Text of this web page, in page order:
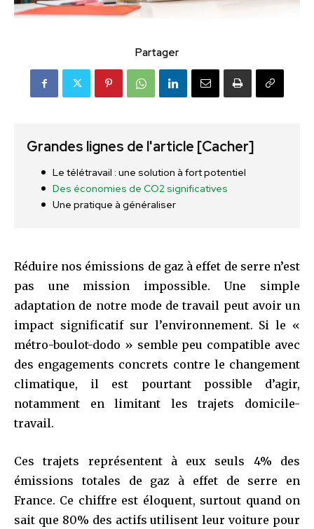
Partager
Grandes lignes de l'article [Cacher]
Le télétravail : une solution à fort potentiel
Des économies de CO2 significatives
Une pratique à généraliser
Réduire nos émissions de gaz à effet de serre n’est
pas une mission impossible. Une simple
adaptation de notre mode de travail peut avoir un
impact significatif sur l’environnement. Si le «
métro-boulot-dodo » semble peu compatible avec
des engagements concrets contre le changement
climatique, il est pourtant possible d’agir,
notamment en limitant les trajets domicile-
travail.
Ces trajets représentent à eux seuls 4% des
émissions totales de gaz à effet de serre en
France. Ce chiffre est éloquent, surtout quand on
sait que 80% des actifs utilisent leur voiture pour